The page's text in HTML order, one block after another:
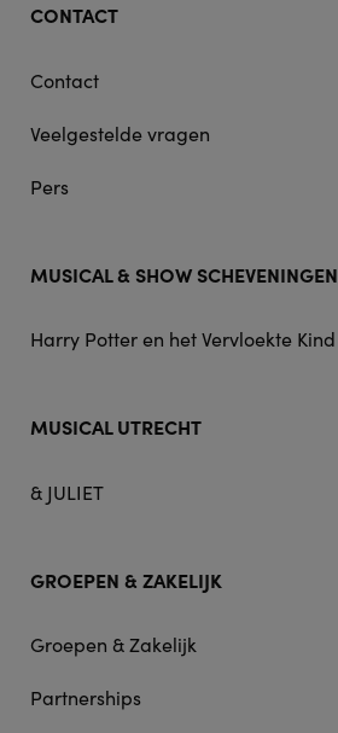
CONTACT
Contact
Veelgestelde vragen
Pers
MUSICAL & SHOW SCHEVENINGEN
Harry Potter en het Vervloekte Kind
MUSICAL UTRECHT
& JULIET
GROEPEN & ZAKELIJK
Groepen & Zakelijk
Partnerships